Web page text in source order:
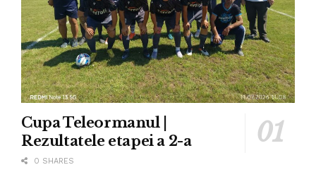
Cupa Teleormanul |
Rezultatele etapei a 2-a
0 SHARES